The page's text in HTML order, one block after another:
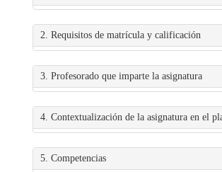
2. Requisitos de matrícula y calificación
3. Profesorado que imparte la asignatura
4. Contextualización de la asignatura en el
5. Competencias